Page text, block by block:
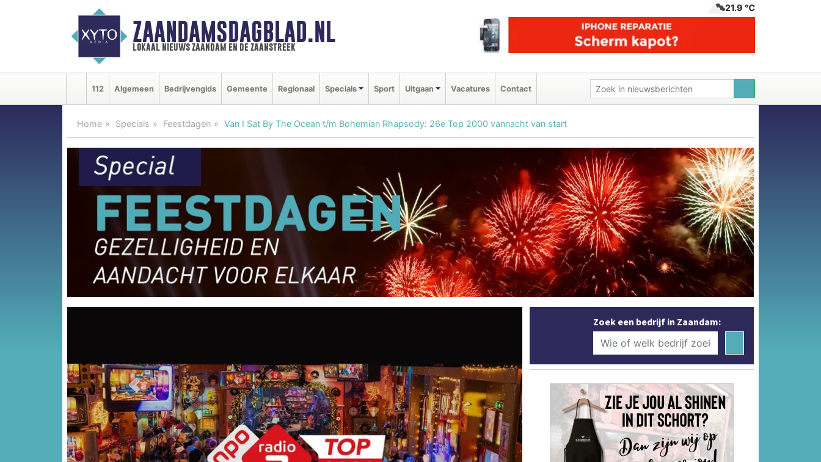
ZAANDAMSDAGBLAD.NL
lokaal nieuws zaandam en de zaanstreek
21.9 ℃
112 Algemeen Bedrijvengids Gemeente Regionaal Specials Sport Uitgaan Vacatures Contact
Home Specials Feestdagen Van I Sat By The Ocean t/m Bohemian Rhapsody: 26e Top 2000 vannacht van start
Zoek een bedrijf in Zaandam: